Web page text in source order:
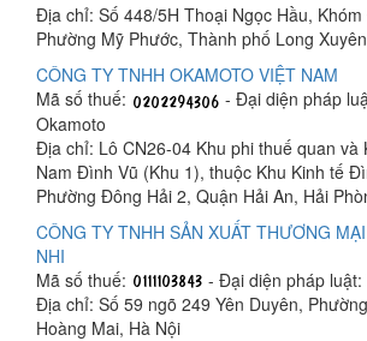
Địa chỉ: Số 448/5H Thoại Ngọc Hầu,
Phường Mỹ Phước, Thành phố Long
CÔNG TY TNHH OKAMOTO VIỆT NAM
Mã số thuế:
- Đại diện pháp
Okamoto
Địa chỉ: Lô CN26-04 Khu phi thuế quan và
Nam Đình Vũ (Khu 1), thuộc Khu Kinh tế
Phường Đông Hải 2, Quận Hải An, Hải
CÔNG TY TNHH SẢN XUẤT THƯƠNG
NHI
Mã số thuế:
- Đại diện pháp luật:
Địa chỉ: Số 59 ngõ 249 Yên Duyên,
Hoàng Mai, Hà Nội